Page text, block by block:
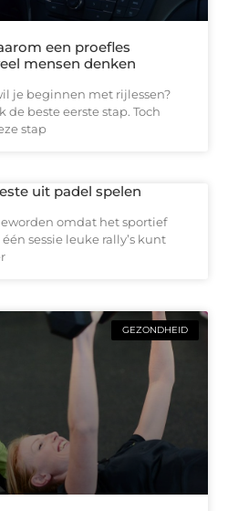
een proefles
mensen denken
je beginnen met rijlessen?
de beste eerste stap. Toch
stap
uit padel spelen
omdat het sportief
sessie leuke rally’s kunt
GEZONDHEID